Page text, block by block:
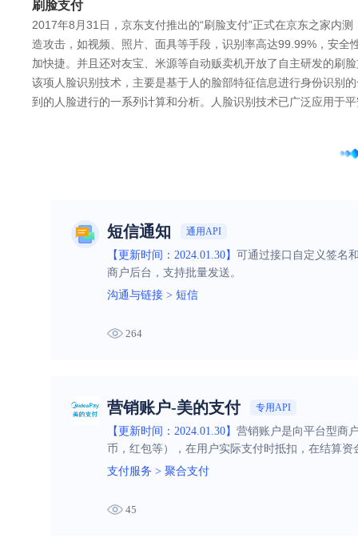
刷脸支付
2017年8月31日，京东支付推出的“刷脸支付”正式在京东之家内
造攻击，如视频、照片、面具等手段，识别率高达99.99%，安
加快捷。并且还对友宝、米源等自动贩卖机开放了自主研发的刷
该项人脸识别技术，主要是基于人的脸部特征信息进行身份识别
到的人脸进行的一系列计算和分析。人脸识别技术已广泛应用于
短信通知 通用API
【更新时间：2024.01.30】 可通过接口自定义签名
商户后台，支持批量发送。
沟通与链接 > 短信
264
营销账户-美的支付 专用API
【更新时间：2024.01.30】 营销账户是向平台型商
币，红包等），在用户实际支付时抵扣，在结算
支付服务 > 聚合支付
45